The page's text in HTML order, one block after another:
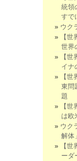
統領
すで
ウク
【
世界
【
イナ
【
東問
題
【
は欧
ウク
解体
【
ーダ